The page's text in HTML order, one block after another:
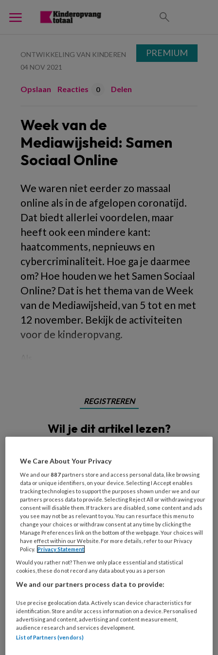
ONTWIKKELING VAN KINDEREN
04 NOV 2021
Opslaan Reacties 0 Delen
Week van de
Mediawijsheid: Samen
Sociaal Online
We waren niet eerder zo massaal
online als in de afgelopen coronatijd.
Dat biedt allerlei voordelen, maar
heeft ook een mindere kant:
haatcomments, nepnieuws en
cybercriminaliteit. Hoe ga je daarmee
om? Hoe houden we het Samen Sociaal
Online? Dat is het thema van de Week
van de Mediawijsheid, van 5 tot en met
12 november. Bekijk de activiteiten
voor de kinderopvang.
REGISTREREN
Wil je dit artikel lezen?
artikelen gratis per maand
Al een account of abonnement?Log dan in
Wat
is
je
e-
mailadres?
* *
Kies
je
wachtwoord* *
Kies
je
functie *
Bij
welke
PREMIUM
We Care About Your Privacy
We and our887 partners store and access personal data, like browsing
data or unique identifiers, on your device. Selecting I Accept enables
tracking technologies to support the purposes shown under we and our
partners process data to provide. Selecting Reject All or withdrawing your
consent will disable them. If trackers are disabled, some content and ads
you see may not be as relevant to you. You can resurface this menu to
change your choices or withdraw consent at any time by clicking the
Manage Preferences link on the bottom of the webpage. Your choices will
have effect within our Website. For more details, refer to our Privacy
Policy. Privacy Statement
Would you rather not? Then we only place essential and statistical
cookies, these do not record any data about you as a person
We and our partners process data to provide:
Use precise geolocation data. Actively scan device characteristics for
identification. Store and/or access information on a device. Personalised
advertising and content, advertising and content measurement,
audience research and services development.
List of Partners (vendors)